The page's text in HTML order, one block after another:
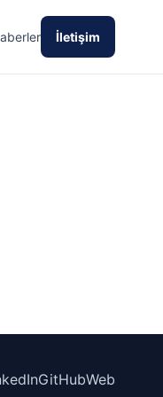
İletişim
GitHubWeb